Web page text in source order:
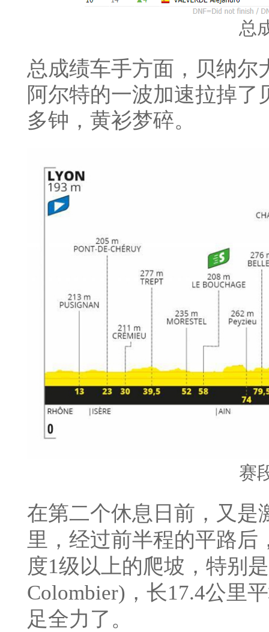
总
总成绩车手方面，贝纳尔
阿尔特的一波加速拉掉
多钟，黄衫梦碎。
赛
在第二个休息日前，又是
里，经过前半程的平路
度1级以上的爬坡，特别
Colombier)，长17.4公里
足全力了。